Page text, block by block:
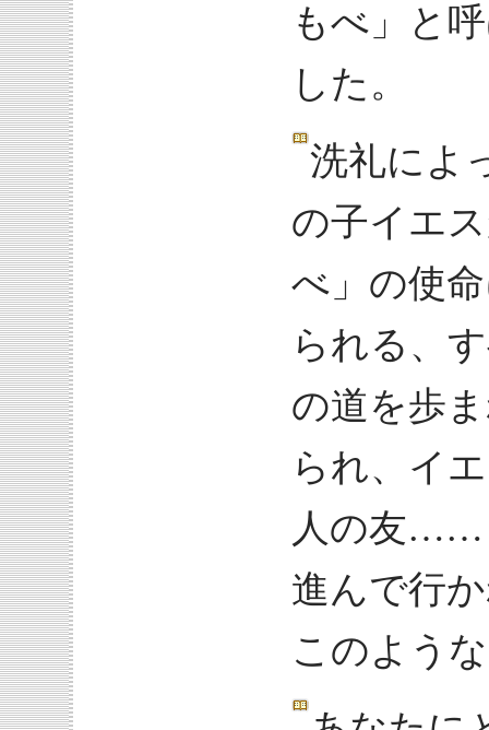
もべ」と
した。
洗礼によ
の子イエ
べ」の使
られる、
の道を歩
られ、イ
人の友……
進んで行
このよう